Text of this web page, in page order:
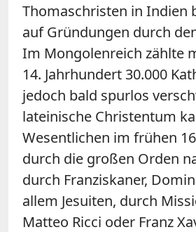
Thomaschristen in Indien
auf Gründungen durch
Im Mongolenreich zählte
14. Jahrhundert 30.000
jedoch bald spurlos
lateinische Christentum
Wesentlichen im frühen
durch die großen Orden
durch Franziskaner,
allem Jesuiten, durch
Matteo Ricci oder Franz